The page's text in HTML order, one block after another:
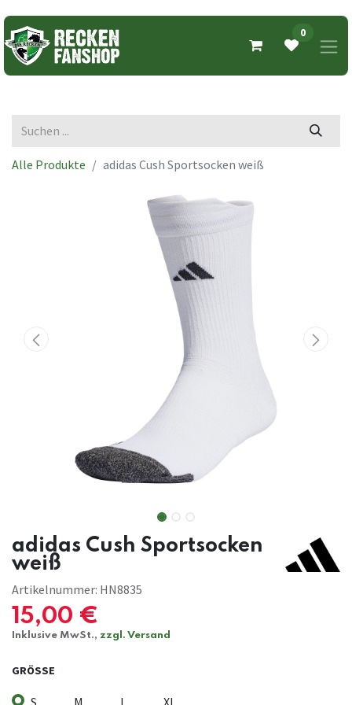
0
Alle Produkte adidas Cush Sportsocken weiß
adidas Cush Sportsocken
weiß
Artikelnummer: HN8835
15,00 €
Inklusive MwSt., zzgl. Versand
GRÖSSE
S M L XL